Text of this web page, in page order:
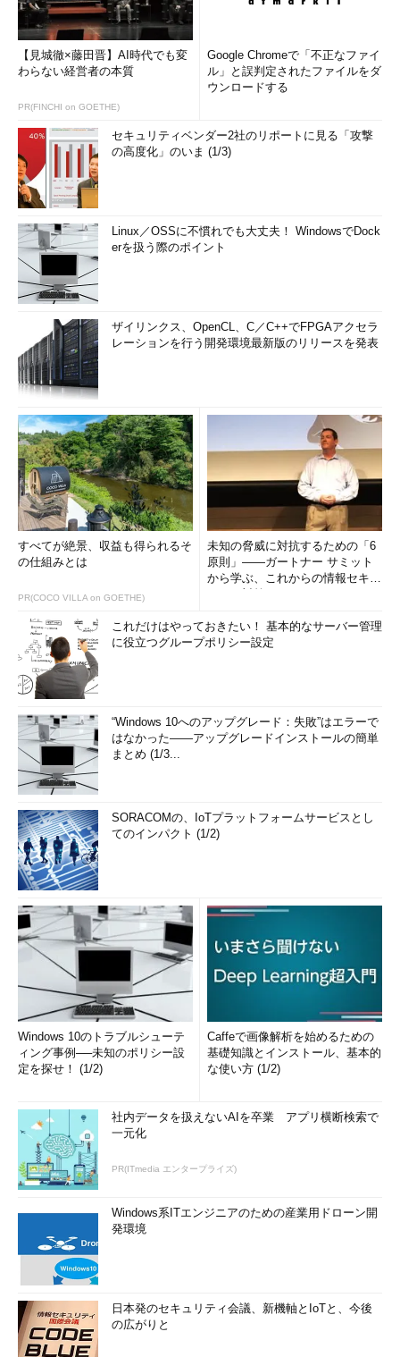
【見城徹×藤田晋】AI時代でも変
わらない経営者の本質
PR(FINCHI on GOETHE)
Google Chromeで「不正なファイ
ル」と誤判定されたファイルをダ
ウンロードする
セキュリティベンダー2社のリポートに見る「攻撃
の高度化」のいま (1/3)
Linux／OSSに不慣れでも大丈夫！ WindowsでDock
erを扱う際のポイント
ザイリンクス、OpenCL、C／C++でFPGAアクセラ
レーションを行う開発環境最新版のリリースを発表
すべてが絶景、収益も得られるそ
の仕組みとは
PR(COCO VILLA on GOETHE)
未知の脅威に対抗するための「6
原則」――ガートナー サミット
から学ぶ、これからの情報セキュ
これだけはやっておきたい！ 基本的なサーバー管理
に役立つグループポリシー設定
“Windows 10へのアップグレード：失敗”はエラーで
はなかった――アップグレードインストールの簡単
まとめ (1/3...
SORACOMの、IoTプラットフォームサービスとし
てのインパクト (1/2)
Windows 10のトラブルシューテ
ィング事例──未知のポリシー設
定を探せ！ (1/2)
Caffeで画像解析を始めるための
基礎知識とインストール、基本的
な使い方 (1/2)
社内データを扱えないAIを卒業 アプリ横断検索で
一元化
PR(ITmedia エンタープライズ)
Windows系ITエンジニアのための産業用ドローン開
発環境
日本発のセキュリティ会議、新機軸とIoTと、今後
の広がりと